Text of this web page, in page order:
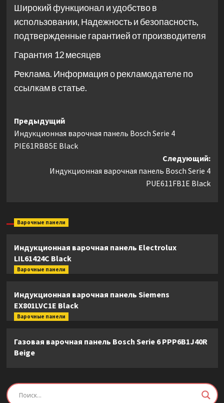
Широкий функционал и удобство в
использовании, Надежность и безопасность,
подтвержденные гарантией от производителя
Гарантия 12 месяцев
Реклама. Информация о рекламодателе по
ссылкам в статье.
Навигация
записи
Предыдущий
Индукционная варочная панель Bosch Serie 4
PIE61RBB5E Black
Следующий:
Индукционная варочная панель Bosch Serie 4
PUE611FB1E Black
Варочные панели
Индукционная варочная панель Electrolux
LIL61424C Black
Варочные панели
Индукционная варочная панель Siemens
EX801LVC1E Black
Варочные панели
Газовая варочная панель Bosch Serie 6 PPP6B1J40R
Beige
Пылесосы